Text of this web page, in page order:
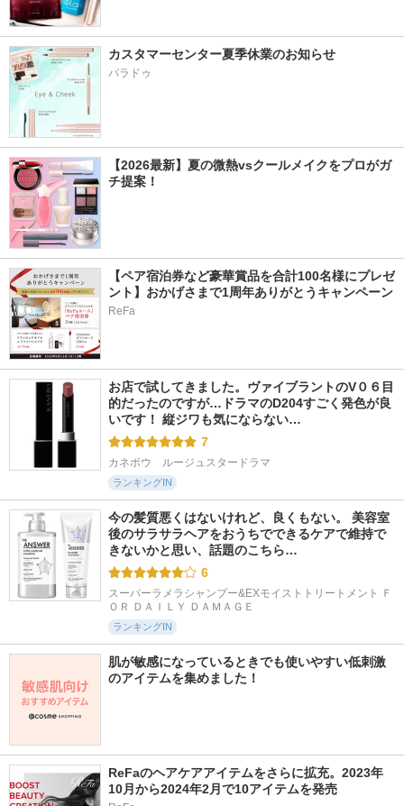
カスタマーセンター夏季休業のお知らせ
パラドゥ
【2026最新】夏の微熱vsクールメイクをプロがガ
チ提案！
【ペア宿泊券など豪華賞品を合計100名様にプレゼ
ント】おかげさまで1周年ありがとうキャンペーン
ReFa
お店で試してきました。ヴァイブラントのV０６目
的だったのですが…ドラマのD204すごく発色が良
いです！ 縦ジワも気にならない…
7
カネボウ　ルージュスタードラマ
ランキングIN
今の髪質悪くはないけれど、良くもない。 美容室
後のサラサラヘアをおうちでできるケアで維持で
きないかと思い、話題のこちら…
6
スーパーラメラシャンプー&EXモイストトリートメント Ｆ
ＯＲ ＤＡＩＬＹ ＤＡＭＡＧＥ
ランキングIN
肌が敏感になっているときでも使いやすい低刺激
のアイテムを集めました！
ReFaのヘアケアアイテムをさらに拡充。2023年
10月から2024年2月で10アイテムを発売